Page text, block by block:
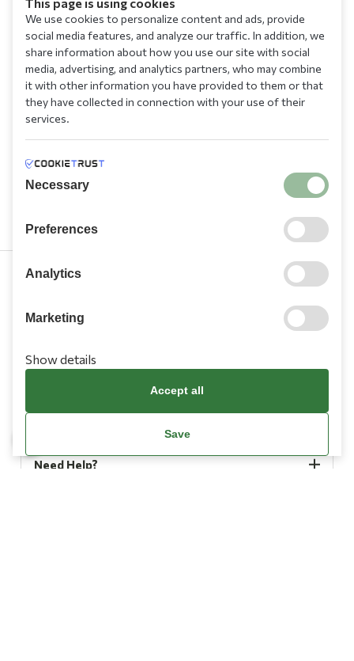
Information
Need Help?
We use cookies to personalize content and ads, provide
social media features, and analyze our traffic. In addition, we
share information about how you use our site with social
media, advertising, and analytics partners, who may combine
it with other information you have provided to them or that
they have collected in connection with your use of their
services.
Necessary
Preferences
Analytics
Marketing
Show details
Accept all
Save